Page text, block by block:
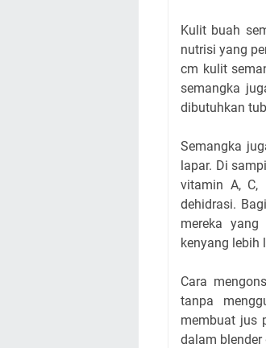
Kulit buah
nutrisi yang
cm kulit
semangka
dibutuhkan
Semangka
lapar. Di
vitamin A, C,
dehidrasi.
mereka
kenyang lebih
Cara
tanpa
membuat jus
dalam